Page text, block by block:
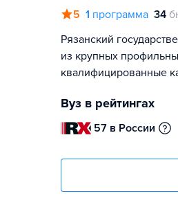
5 1 программа 34
Рязанский
из крупных
квалифицированные
Вуз в рейтингах
57 в России